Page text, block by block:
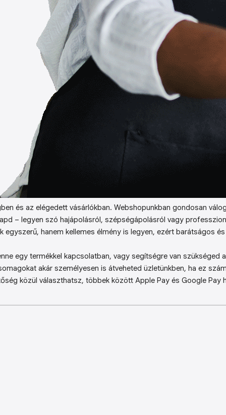
és az elégedett vásárlókban. Webshopunkban gondosan
– legyen szó hajápolásról, szépségápolásról vagy
egyszerű, hanem kellemes élmény is legyen, ezért barátságos
egy termékkel kapcsolatban, vagy segítségre van szükséged
akár személyesen is átveheted üzletünkben, ha ez
közül választhatsz, többek között Apple Pay és Google Pay